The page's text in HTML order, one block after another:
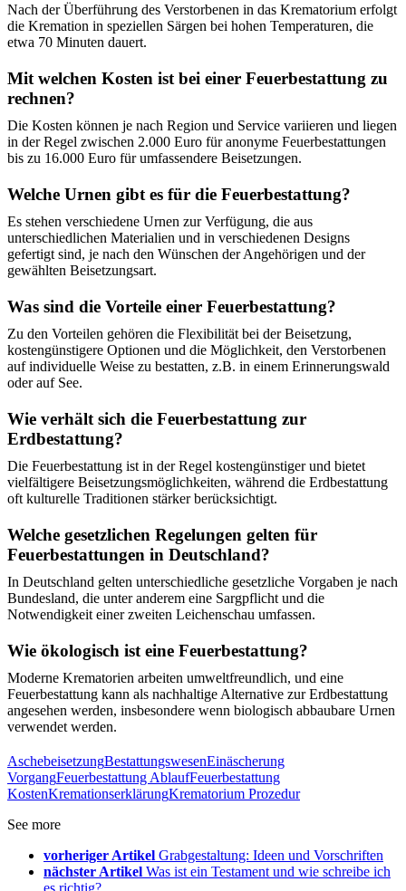
Nach der Überführung des Verstorbenen in das Krematorium erfolgt
die Kremation in speziellen Särgen bei hohen Temperaturen, die
etwa 70 Minuten dauert.
Mit welchen Kosten ist bei einer Feuerbestattung zu
rechnen?
Die Kosten können je nach Region und Service variieren und liegen
in der Regel zwischen 2.000 Euro für anonyme Feuerbestattungen
bis zu 16.000 Euro für umfassendere Beisetzungen.
Welche Urnen gibt es für die Feuerbestattung?
Es stehen verschiedene Urnen zur Verfügung, die aus
unterschiedlichen Materialien und in verschiedenen Designs
gefertigt sind, je nach den Wünschen der Angehörigen und der
gewählten Beisetzungsart.
Was sind die Vorteile einer Feuerbestattung?
Zu den Vorteilen gehören die Flexibilität bei der Beisetzung,
kostengünstigere Optionen und die Möglichkeit, den Verstorbenen
auf individuelle Weise zu bestatten, z.B. in einem Erinnerungswald
oder auf See.
Wie verhält sich die Feuerbestattung zur
Erdbestattung?
Die Feuerbestattung ist in der Regel kostengünstiger und bietet
vielfältigere Beisetzungsmöglichkeiten, während die Erdbestattung
oft kulturelle Traditionen stärker berücksichtigt.
Welche gesetzlichen Regelungen gelten für
Feuerbestattungen in Deutschland?
In Deutschland gelten unterschiedliche gesetzliche Vorgaben je nach
Bundesland, die unter anderem eine Sargpflicht und die
Notwendigkeit einer zweiten Leichenschau umfassen.
Wie ökologisch ist eine Feuerbestattung?
Moderne Krematorien arbeiten umweltfreundlich, und eine
Feuerbestattung kann als nachhaltige Alternative zur Erdbestattung
angesehen werden, insbesondere wenn biologisch abbaubare Urnen
verwendet werden.
AschebeisetzungBestattungswesenEinäscherung
VorgangFeuerbestattung AblaufFeuerbestattung
KostenKremationserklärungKrematorium Prozedur
See more
vorheriger Artikel Grabgestaltung: Ideen und Vorschriften
nächster Artikel Was ist ein Testament und wie schreibe ich
es richtig?